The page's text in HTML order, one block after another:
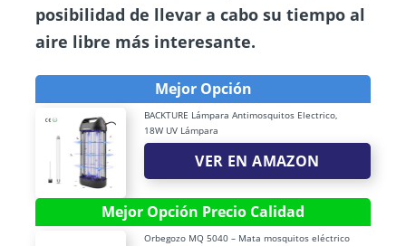
posibilidad de llevar a cabo su tiempo al
aire libre más interesante.
Mejor Opción
BACKTURE Lámpara Antimosquitos Electrico,
18W UV Lámpara
VER EN AMAZON
Mejor Opción Precio Calidad
Orbegozo MQ 5040 – Mata mosquitos eléctrico